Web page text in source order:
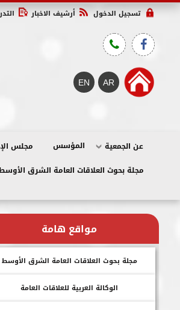
تسجيل الدخول أرشيف الاخبار
عن الجمعية المؤسس مجلس
مجلة بحوث العلاقات العامة الشرق
مواقع هامة
مجلة بحوث العلاقات العامة الشرق الأوسط
الوكالة العربية للعلاقات العامة